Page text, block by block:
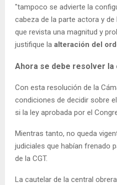
"tampoco se advierte la
cabeza de la parte actora y
que revista una magnitud y
justifique la alteración del
Ahora se debe resolver la
Con esta resolución de la
condiciones de decidir sobre
si la ley aprobada por el
Mientras tanto, no queda
judiciales que habían frenado
de la CGT.
La cautelar de la central